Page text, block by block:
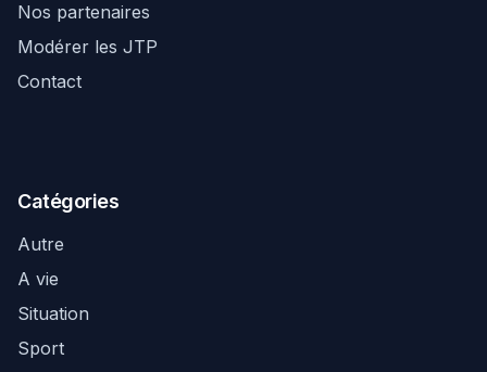
Nos partenaires
Modérer les JTP
Contact
Catégories
Autre
A vie
Situation
Sport